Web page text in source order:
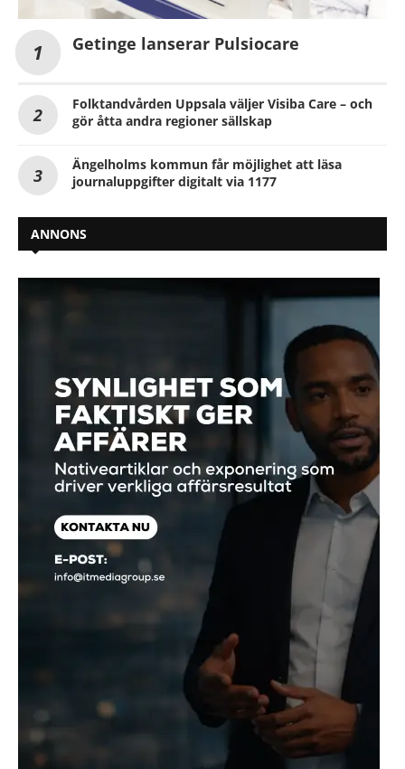
Getinge lanserar Pulsiocare
Folktandvården Uppsala väljer Visiba Care – och
gör åtta andra regioner sällskap
Ängelholms kommun får möjlighet att läsa
journaluppgifter digitalt via 1177
ANNONS